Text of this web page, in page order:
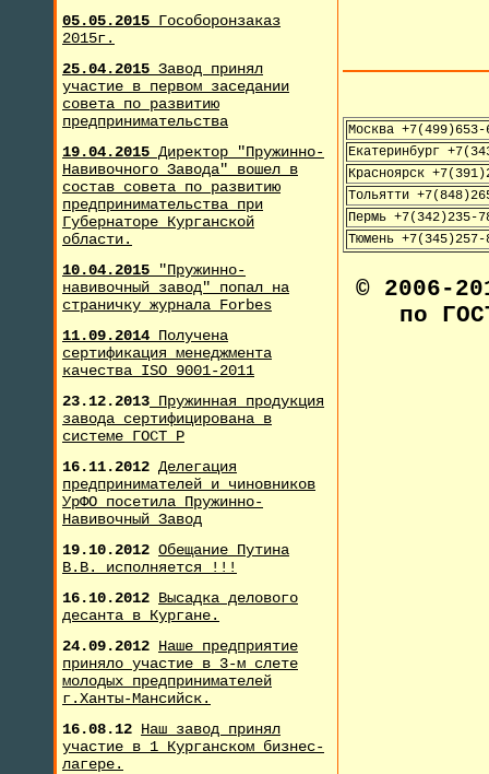
05.05.2015 Гособоронзаказ
2015г.
25.04.2015 Завод принял
участие в первом заседании
совета по развитию
предпринимательства
19.04.2015 Директор "Пружинно-
Навивочного Завода" вошел в
состав совета по развитию
предпринимательства при
Губернаторе Курганской
области.
10.04.2015 "Пружинно-
навивочный завод" попал на
страничку журнала Forbes
11.09.2014 Получена
сертификация менеджмента
качества ISO 9001-2011
23.12.2013 Пружинная продукция
завода сертифицирована в
системе ГОСТ Р
16.11.2012 Делегация
предпринимателей и чиновников
УрФО посетила Пружинно-
Навивочный Завод
19.10.2012 Обещание Путина
В.В. исполняется !!!
16.10.2012 Высадка делового
десанта в Кургане.
24.09.2012 Наше предприятие
приняло участие в 3-м слете
молодых предпринимателей
г.Ханты-Мансийск.
16.08.12 Наш завод принял
участие в 1 Курганском бизнес-
лагере.
Москва +7(499)653-
Екатеринбург
Красноярск
Тольятти
Пермь +7(342)235-
Тюмень +7(345)257-
© 2006-
по